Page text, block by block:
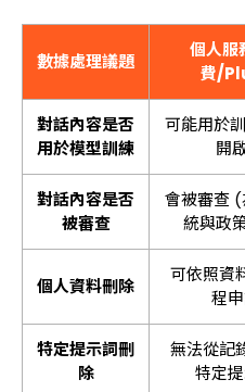
數據處理議題
個人服
費/
對話內容是否
用於模型訓練
可能用於
開
對話內容是否
被審查
會被審查
統與政
個人資料刪除
可依照資
程
特定提示詞刪
除
無法從記
特定